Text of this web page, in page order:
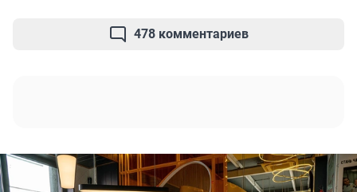
478 комментариев